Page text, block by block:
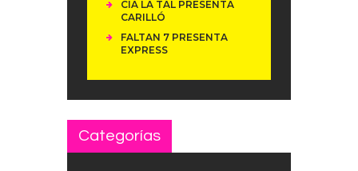
CIA LA TAL PRESENTA
CARILLÓ
FALTAN 7 PRESENTA
EXPRESS
Categorías